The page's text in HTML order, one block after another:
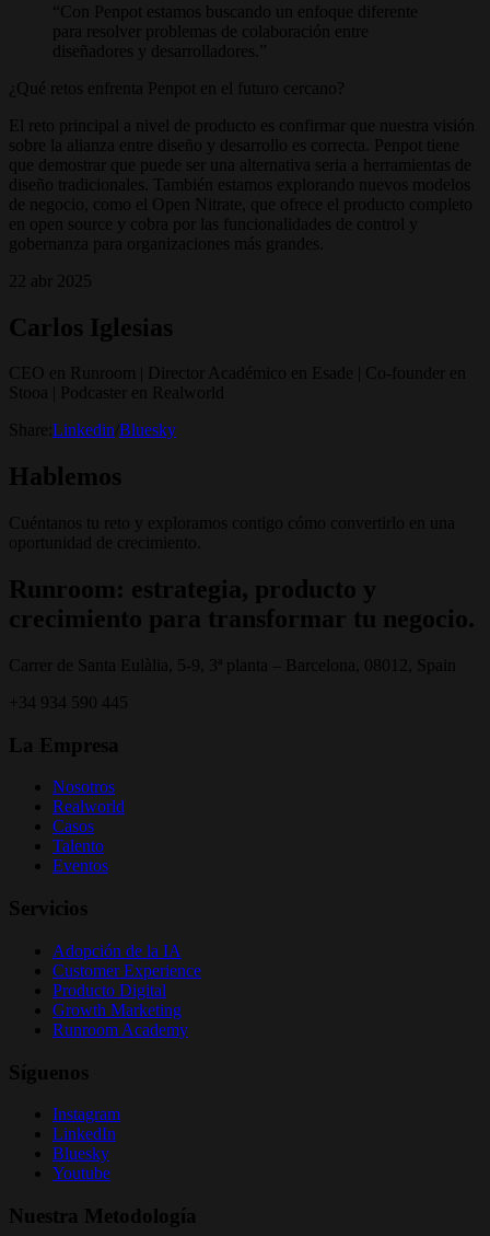
Con Penpot estamos buscando un enfoque diferente
para resolver problemas de colaboración entre
diseñadores y desarrolladores.
¿Qué retos enfrenta Penpot en el futuro cercano?
El reto principal a nivel de producto es confirmar que nuestra visión
sobre la alianza entre diseño y desarrollo es correcta. Penpot tiene
que demostrar que puede ser una alternativa seria a herramientas de
diseño tradicionales. También estamos explorando nuevos modelos
de negocio, como el Open Nitrate, que ofrece el producto completo
en open source y cobra por las funcionalidades de control y
gobernanza para organizaciones más grandes.
22 abr 2025
Carlos Iglesias
CEO en Runroom | Director Académico en Esade | Co-founder en
Stooa | Podcaster en Realworld
Share: Linkedin Bluesky
Hablemos
Cuéntanos tu reto y exploramos contigo cómo convertirlo en una
oportunidad de crecimiento.
Runroom: estrategia, producto y
crecimiento para transformar tu negocio.
Carrer de Santa Eulàlia, 5-9, 3ª planta – Barcelona, 08012, Spain
+34 934 590 445
La Empresa
Nosotros
Realworld
Casos
Talento
Eventos
Servicios
Adopción de la IA
Customer Experience
Producto Digital
Growth Marketing
Runroom Academy
Síguenos
Instagram
LinkedIn
Bluesky
Youtube
Nuestra Metodología